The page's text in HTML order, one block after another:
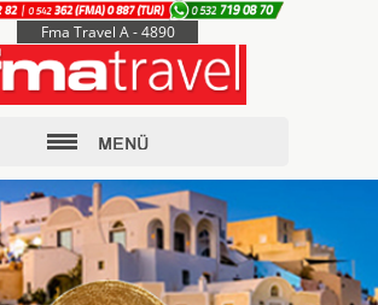
Fma Travel A - 4890